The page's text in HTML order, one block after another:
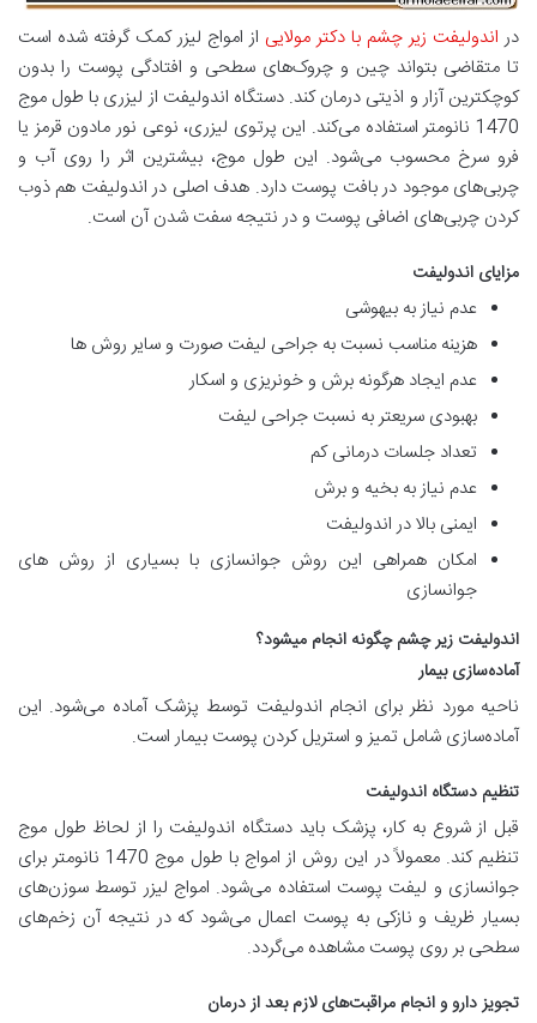
در اندولیفت زیر چشم با دکتر مولایی از امواج لیزر کمک گرفته شده است
تا متقاضی بتواند چین و چروک‌های سطحی و افتادگی پوست را بدون
کوچکترین آزار و اذیتی درمان کند. دستگاه اندولیفت از لیزری با طول موج
1470 نانومتر استفاده می‌کند. این پرتوی لیزری، نوعی نور مادون قرمز یا
فرو سرخ محسوب می‌شود. این طول موج، بیشترین اثر را روی آب و
چربی‌های موجود در بافت پوست دارد. هدف اصلی در اندولیفت هم ذوب
کردن چربی‌های اضافی پوست و در نتیجه سفت شدن آن است.
مزایای اندولیفت
عدم نیاز به بیهوشی
هزینه مناسب نسبت به جراحی لیفت صورت و سایر روش ها
عدم ایجاد هرگونه برش و خونریزی و اسکار
بهبودی سریعتر به نسبت جراحی لیفت
تعداد جلسات درمانی کم
عدم نیاز به بخیه و برش
ایمنی بالا در اندولیفت
امکان همراهی این روش جوانسازی با بسیاری از روش های
جوانسازی
اندولیفت زیر چشم چگونه انجام میشود؟
آماده‌سازی بیمار
ناحیه مورد نظر برای انجام اندولیفت توسط پزشک آماده می‌شود. این
آماده‌سازی شامل تمیز و استریل کردن پوست بیمار است.
تنظیم دستگاه اندولیفت
قبل از شروع به کار، پزشک باید دستگاه اندولیفت را از لحاظ طول موج
تنظیم کند. معمولاً در این روش از امواج با طول موج 1470 نانومتر برای
جوانسازی و لیفت پوست استفاده می‌شود. امواج لیزر توسط سوزن‌های
بسیار ظریف و نازکی به پوست اعمال می‌شود که در نتیجه آن زخم‌های
سطحی بر روی پوست مشاهده می‌گردد.
تجویز دارو و انجام مراقبت‌های لازم بعد از درمان